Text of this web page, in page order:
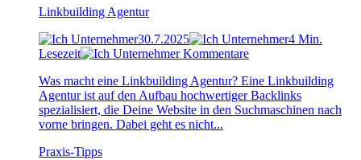
Linkbuilding Agentur
30.7.2025
4 Min.
Lesezeit
Kommentare
Was macht eine Linkbuilding Agentur? Eine Linkbuilding
Agentur ist auf den Aufbau hochwertiger Backlinks
spezialisiert, die Deine Website in den Suchmaschinen nach
vorne bringen. Dabei geht es nicht...
Praxis-Tipps